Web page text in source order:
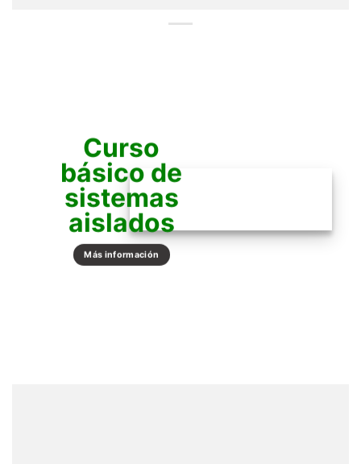
Curso
básico de
sistemas
aislados
Más información